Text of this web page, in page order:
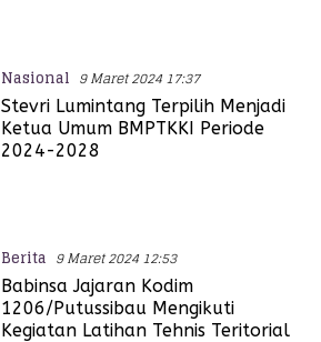
Nasional 9 Maret 2024 17:37
Stevri Lumintang Terpilih Menjadi
Ketua Umum BMPTKKI Periode
2024-2028
Berita 9 Maret 2024 12:53
Babinsa Jajaran Kodim
1206/Putussibau Mengikuti
Kegiatan Latihan Tehnis Teritorial